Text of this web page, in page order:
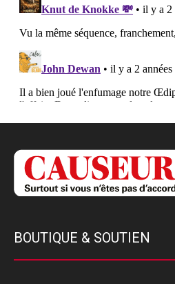
BOUTIQUE & SOUTIEN